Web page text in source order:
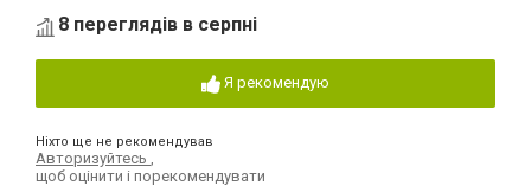
8 переглядів в серпні
Я рекомендую
Ніхто ще не рекомендував
Авторизуйтесь
щоб оцінити і порекомендувати